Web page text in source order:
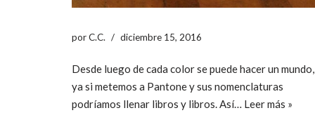
porC.C. diciembre 15, 2016
Desde luego de cada color se puede hacer un
ya si metemos a Pantone y sus nomenclaturas
podríamos llenar libros y libros. Así… Leer más »